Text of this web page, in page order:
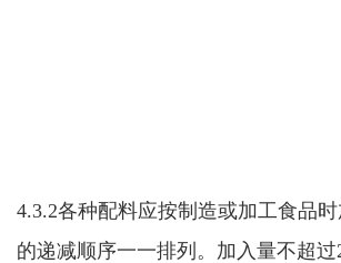
4.3.2各种配料应按制造或加工食品
的递减顺序一一排列 。 加入量不超